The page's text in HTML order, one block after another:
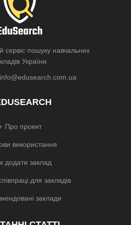
сервіс пошуку навчальних
України
info@edusearch.com.ua
Про проект
використання
додати заклад
для закладів
заклади